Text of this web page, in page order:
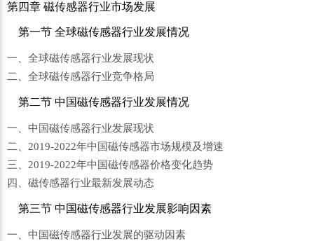
第四章 磁传感器行业市场发展
第一节 全球磁传感器行业发展情况
一、全球磁传感器行业发展现状
二、全球磁传感器行业竞争格局
第二节 中国磁传感器行业发展情况
一、中国磁传感器行业发展现状
二、2019-2022年中国磁传感器市场规模及增速
三、2019-2022年中国磁传感器价格变化趋势
四、磁传感器行业最新发展动态
第三节 中国磁传感器行业发展影响因素
一、中国磁传感器行业发展的驱动因素